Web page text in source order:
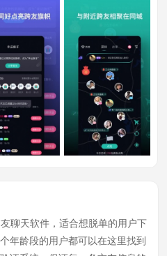
聊天软件，适合想脱单的用户下
年龄段的用户都可以在这里找到